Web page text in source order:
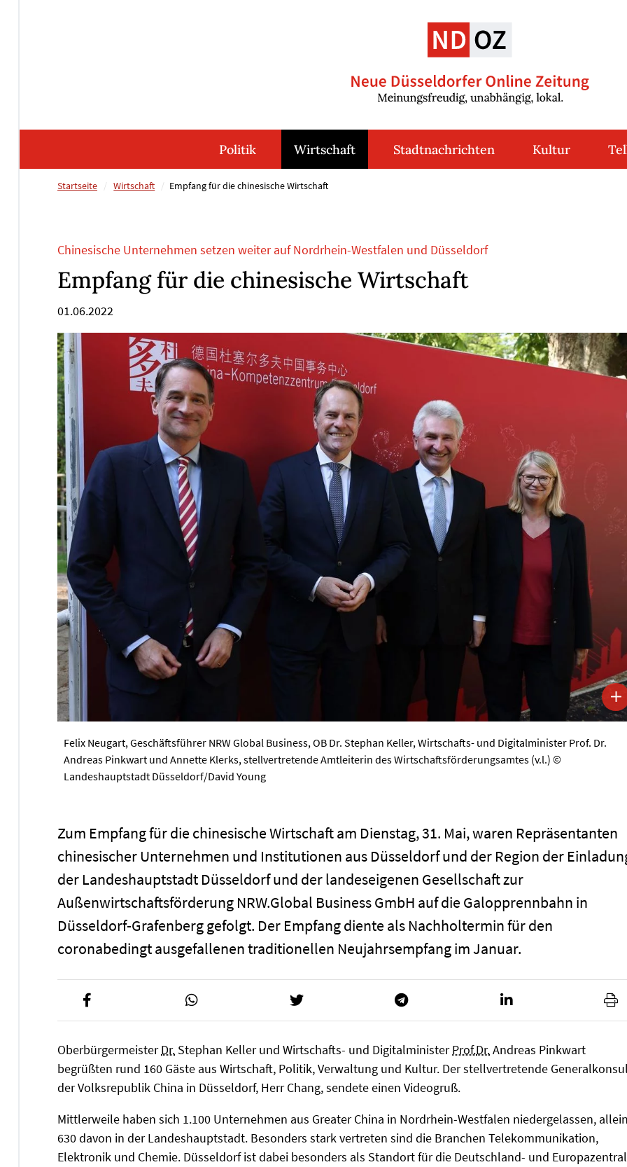
Politik Wirtschaft Stadtnachrichten Kultur
Startseite Wirtschaft Empfang für die chinesische Wirtschaft
Chinesische Unternehmen setzen weiter auf Nordrhein-Westfalen und Düsseldorf
Empfang für die chinesische Wirtschaft
01.06.2022
Felix Neugart, Geschäftsführer NRW Global Business, OB Dr. Stephan Keller, Wirtschafts- und Digitalminister Prof. Dr.
Andreas Pinkwart und Annette Klerks, stellvertretende Amtleiterin des Wirtschaftsförderungsamtes (v.l.) ©
Landeshauptstadt Düsseldorf/David Young
Zum Empfang für die chinesische Wirtschaft am Dienstag, 31. Mai, waren Repräsentanten
chinesischer Unternehmen und Institutionen aus Düsseldorf und der Region der
der Landeshauptstadt Düsseldorf und der landeseigenen Gesellschaft zur
Außenwirtschaftsförderung NRW.Global Business GmbH auf die Galopprennbahn in
Düsseldorf-Grafenberg gefolgt. Der Empfang diente als Nachholtermin für den
coronabedingt ausgefallenen traditionellen Neujahrsempfang im Januar.
OberbürgermeisterDr. Stephan Keller und Wirtschafts- und DigitalministerProf.Dr.Andreas Pinkwart
begrüßten rund 160 Gäste aus Wirtschaft, Politik, Verwaltung und Kultur. Der stellvertretende
der Volksrepublik China in Düsseldorf, Herr Chang, sendete einen Videogruß.
Mittlerweile haben sich 1.100 Unternehmen aus Greater China in Nordrhein-Westfalen niedergelassen,
630 davon in der Landeshauptstadt. Besonders stark vertreten sind die Branchen Telekommunikation,
Elektronik und Chemie. Düsseldorf ist dabei besonders als Standort für die Deutschland- und